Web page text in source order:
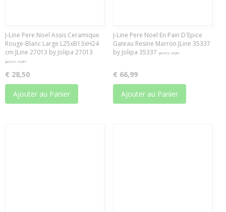
J-Line Pere Noel Assis Ceramique
Rouge-Blanc Large L25xB13xH24
cm JLine 27013 by Jolipa 27013
peres-noël
€ 28,50
Ajouter au Panier
J-Line Pere Noel En Pain D'Epice
Gateau Resine Marron JLine 35337
by Jolipa 35337 peres-noël
€ 66,99
Ajouter au Panier